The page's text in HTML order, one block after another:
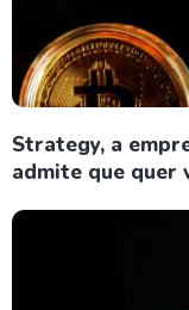
Strategy, a
admite que quer